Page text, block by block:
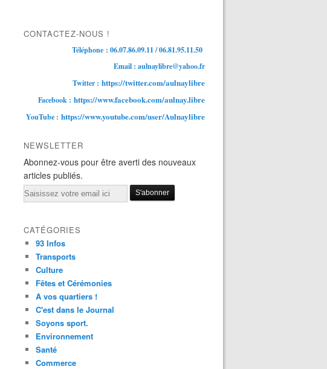
CONTACTEZ-NOUS !
Téléphone : 06.07.86.09.11 / 06.81.95.11.50
Email : aulnaylibre@yahoo.fr
Twitter : https://twitter.com/aulnaylibre
Facebook : https://www.facebook.com/aulnay.libre
YouTube : https://www.youtube.com/user/Aulnaylibre
NEWSLETTER
Abonnez-vous pour être averti des nouveaux
articles publiés.
Email
CATÉGORIES
93 Infos
Transports
Culture
Fêtes et Cérémonies
A vos quartiers !
C'est dans le Journal
Soyons sport.
Environnement
Santé
Commerce